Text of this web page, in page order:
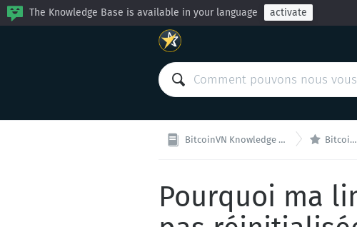
The Knowledge Base is available in your language activate
BitcoinVN Knowledge Base  BitcoinVN
Pourquoi ma